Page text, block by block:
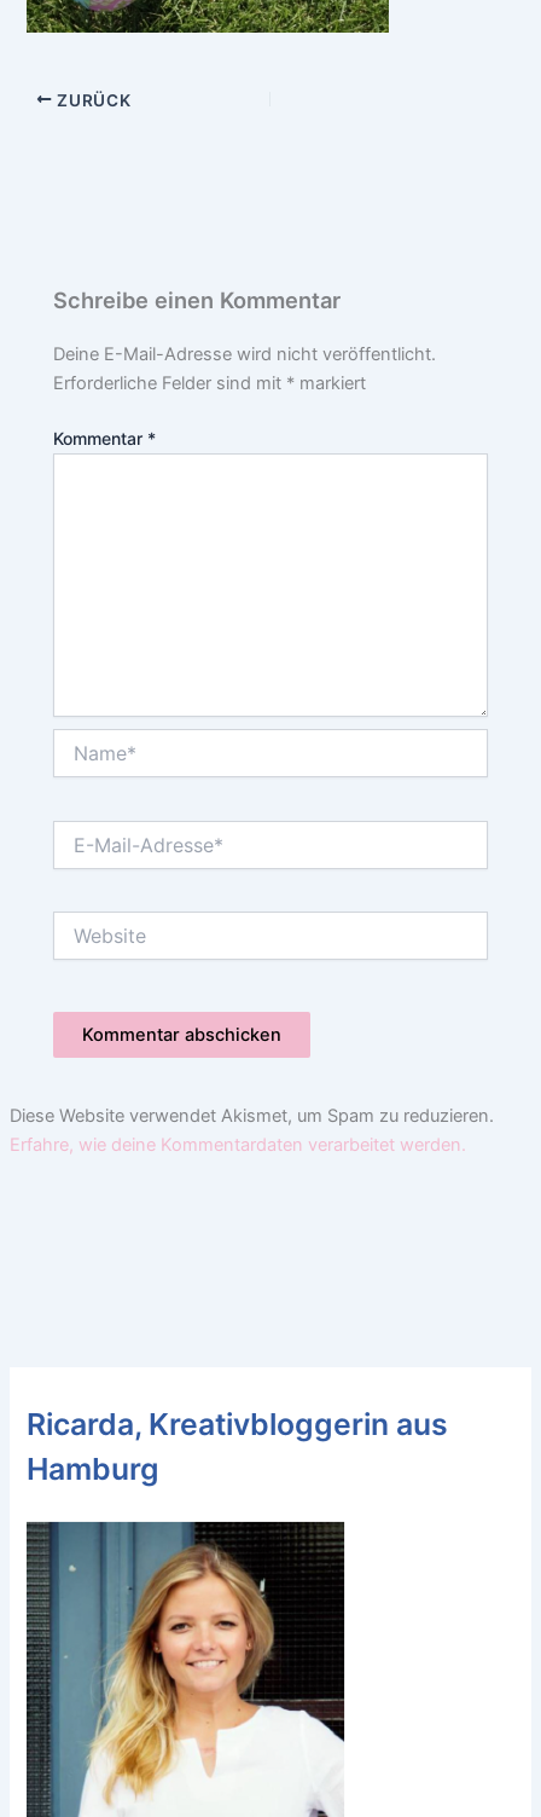
ZURÜCK
Schreibe einen Kommentar
Deine E-Mail-Adresse wird nicht veröffentlicht.
Erforderliche Felder sind mit * markiert
Kommentar *
Mail-
Diese Website verwendet Akismet, um Spam zu reduzieren.
Erfahre, wie deine Kommentardaten verarbeitet werden.
Ricarda, Kreativbloggerin aus
Hamburg